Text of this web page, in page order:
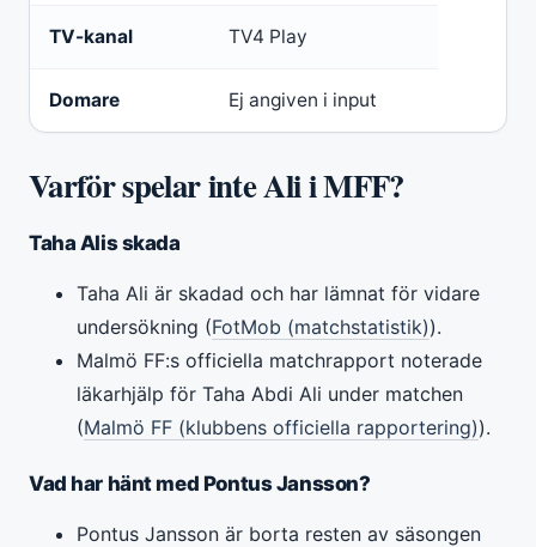
TV-kanal TV4 Play
Domare Ej angiven i input
Varför spelar inte Ali i MFF?
Taha Alis skada
Taha Ali är skadad och har lämnat för vidare
undersökning (FotMob (matchstatistik)).
Malmö FF:s officiella matchrapport noterade
läkarhjälp för Taha Abdi Ali under matchen
(Malmö FF (klubbens officiella rapportering)).
Vad har hänt med Pontus Jansson?
Pontus Jansson är borta resten av säsongen